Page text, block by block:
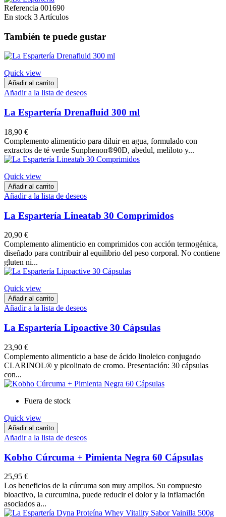
Referencia 001690
En stock 3 Artículos
También te puede gustar
Quick view
Añadir al carrito
Añadir a la lista de deseos
La Espartería Drenafluid 300 ml
18,90 €
Complemento alimenticio para diluir en agua, formulado con
extractos de té verde Sunphenon®90D, abedul, meliloto y...
Quick view
Añadir al carrito
Añadir a la lista de deseos
La Espartería Lineatab 30 Comprimidos
20,90 €
Complemento alimenticio en comprimidos con acción termogénica,
diseñado para contribuir al equilibrio del peso corporal. No contiene
gluten ni...
Quick view
Añadir al carrito
Añadir a la lista de deseos
La Espartería Lipoactive 30 Cápsulas
23,90 €
Complemento alimenticio a base de ácido linoleico conjugado
CLARINOL® y picolinato de cromo. Presentación: 30 cápsulas
con...
Fuera de stock
Quick view
Añadir al carrito
Añadir a la lista de deseos
Kobho Cúrcuma + Pimienta Negra 60 Cápsulas
25,95 €
Los beneficios de la cúrcuma son muy amplios. Su compuesto
bioactivo, la curcumina, puede reducir el dolor y la inflamación
asociados a...